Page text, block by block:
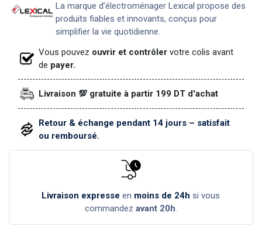
La marque d’électroménager Lexical propose des
produits fiables et innovants, conçus pour
simplifier la vie quotidienne.
Vous pouvez ouvrir et contrôler votre colis avant
de payer.
Livraison 💯 gratuite à partir 199 DT d'achat
Retour & échange pendant 14 jours – satisfait
ou remboursé.
Livraison expresse en moins de 24h si vous
commandez avant 20h.